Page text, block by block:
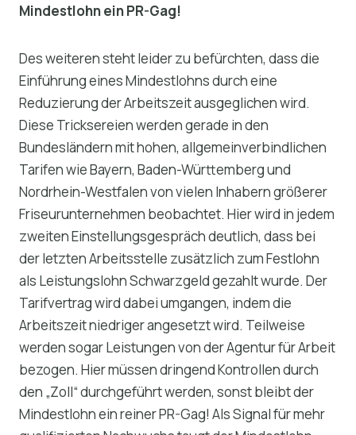
Mindestlohn ein PR-Gag!
Des weiteren steht leider zu befürchten, dass die
Einführung eines Mindestlohns durch eine
Reduzierung der Arbeitszeit ausgeglichen wird.
Diese Tricksereien werden gerade in den
Bundesländern mit hohen, allgemeinverbindlichen
Tarifen wie Bayern, Baden-Württemberg und
Nordrhein-Westfalen von vielen Inhabern größerer
Friseurunternehmen beobachtet. Hier wird in jedem
zweiten Einstellungsgespräch deutlich, dass bei
der letzten Arbeitsstelle zusätzlich zum Festlohn
als Leistungslohn Schwarzgeld gezahlt wurde. Der
Tarifvertrag wird dabei umgangen, indem die
Arbeitszeit niedriger angesetzt wird. Teilweise
werden sogar Leistungen von der Agentur für Arbeit
bezogen. Hier müssen dringend Kontrollen durch
den „Zoll“ durchgeführt werden, sonst bleibt der
Mindestlohn ein reiner PR-Gag! Als Signal für mehr